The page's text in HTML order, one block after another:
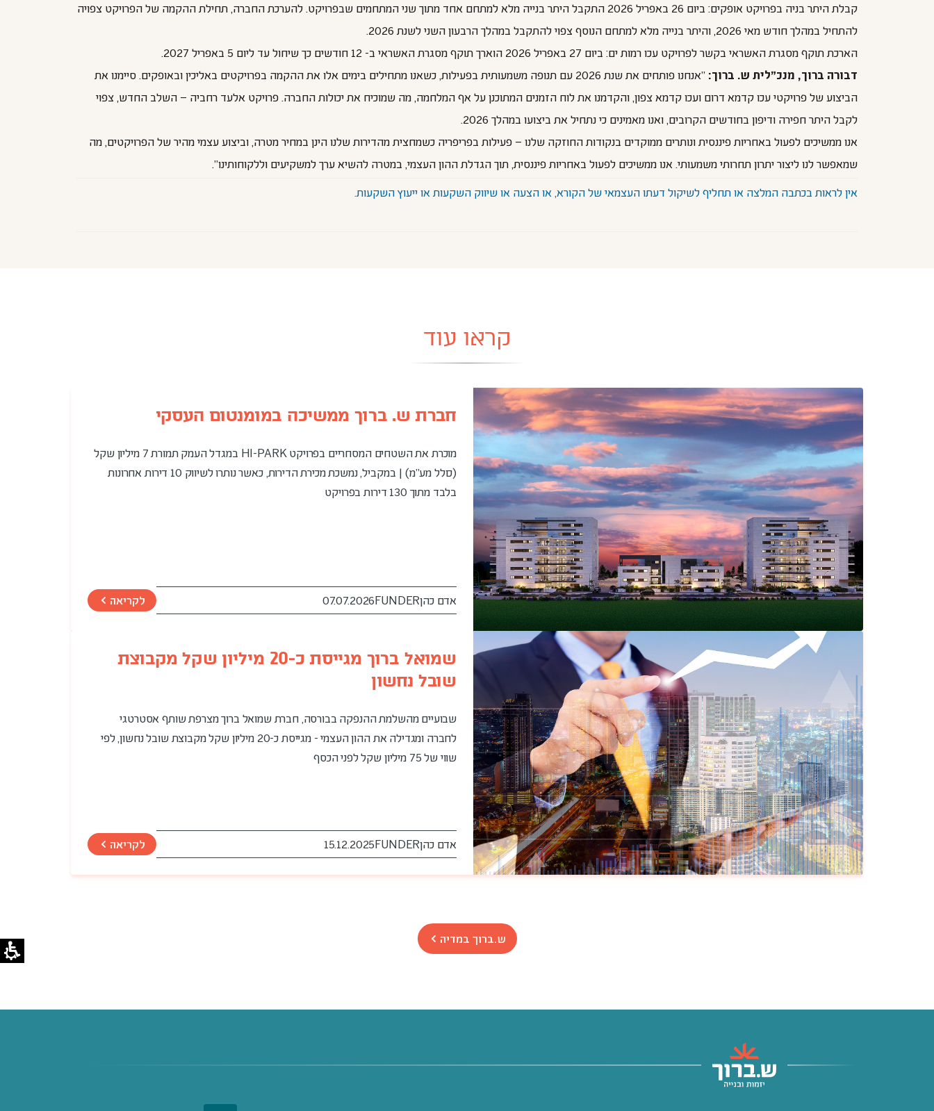
קבלת היתר בניה בפרויקט אופקים: ביום 26 באפריל 2026 התקבל היתר בנייה מלא למתחם אחד מתוך שני המתחמים שבפרויקט. להערכת החברה, תחילת ההקמה של הפרויקט צפויה
להתחיל במהלך חודש מאי 2026, והיתר בנייה מלא למתחם הנוסף צפוי להתקבל במהלך הרבעון השני לשנת 2026.
הארכת תוקף מסגרת האשראי בקשר לפרויקט עכו רמות ים: ביום 27 באפריל 2026 הוארך תוקף מסגרת האשראי ב- 12 חודשים כך שיחול עד ליום 5 באפריל 2027.
דבורה ברוך, מנכ"לית ש. ברוך:
"אנחנו פותחים את שנת 2026 עם תנופה משמעותית בפעילות, כשאנו מתחילים בימים אלו את ההקמה בפרויקטים באליכין ובאופקים. סיימנו את
הביצוע של פרויקטי עכו קדמא דרום ועכו קדמא צפון, והקדמנו את לוח הזמנים המתוכנן על אף המלחמה, מה שמוכיח את יכולות החברה. פרויקט אלעד רחביה – השלב החדש, צפוי
לקבל היתר חפירה ודיפון בחודשים הקרובים, ואנו מאמינים כי נתחיל את ביצועו במהלך 2026.
אנו ממשיכים לפעול באחריות פיננסית ונותרים ממוקדים בנקודות החוזקה שלנו – פעילות בפריפריה כשמחצית מהדירות שלנו הינן במחיר מטרה, וביצוע עצמי מהיר של הפרויקטים, מה
שמאפשר לנו ליצור יתרון תחרותי משמעותי. אנו ממשיכים לפעול באחריות פיננסית, תוך הגדלת ההון העצמי, במטרה להשיא ערך למשקיעים וללקוחותינו".
אין לראות בכתבה המלצה או תחליף לשיקול דעתו העצמאי של הקורא, או הצעה או שיווק השקעות או ייעוץ השקעות.
קראו עוד
חברת ש. ברוך ממשיכה במומנטום העסקי
מוכרת את השטחים המסחריים בפרויקט HI-PARK במגדל העמק תמורת 7 מיליון שקל
(כולל מע"מ) | במקביל, נמשכת מכירת הדירות, כאשר נותרו לשיווק 10 דירות אחרונות
בלבד מתוך 130 דירות בפרויקט
אדם כהןFUNDER
07.07.2026 לקריאה
שמואל ברוך מגייסת כ-20 מיליון שקל מקבוצת
שובל נחשון
שבועיים מהשלמת ההנפקה בבורסה, חברת שמואל ברוך מצרפת שותף אסטרטגי
לחברה ומגדילה את ההון העצמי - מגייסת כ-20 מיליון שקל מקבוצת שובל נחשון, לפי
שווי של 75 מיליון שקל לפני הכסף
אדם כהןFUNDER
15.12.2025 לקריאה
ש.ברוך במדיה